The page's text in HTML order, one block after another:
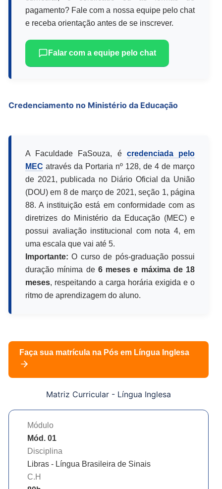
pagamento? Fale com a nossa equipe pelo chat
e receba orientação antes de se inscrever.
Falar com a equipe pelo chat
Credenciamento no Ministério da Educação
A Faculdade FaSouza, é credenciada pelo
MEC através da Portaria nº 128, de 4 de março
de 2021, publicada no Diário Oficial da União
(DOU) em 8 de março de 2021, seção 1, página
88. A instituição está em conformidade com as
diretrizes do Ministério da Educação (MEC) e
possui avaliação institucional com nota 4, em
uma escala que vai até 5.
Importante: O curso de pós-graduação possui
duração mínima de 6 meses e máxima de 18
meses, respeitando a carga horária exigida e o
ritmo de aprendizagem do aluno.
Faça sua matrícula na Pós em Língua Inglesa
Matriz Curricular - Língua Inglesa
Módulo
Mód. 01
Disciplina
Libras - Língua Brasileira de Sinais
C.H